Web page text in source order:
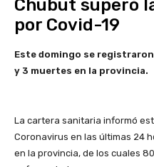
Chubut superó
por Covid-19
Este domingo se
y 3 muertes en la provincia.
La cartera sanitaria informó
Coronavirus en las últimas 24
en la provincia, de los cuales